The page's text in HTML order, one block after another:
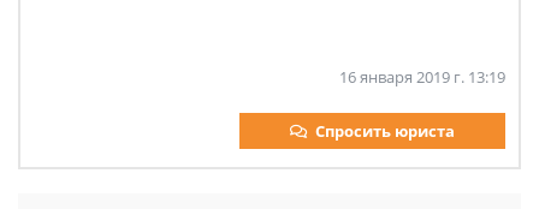
16 января 2019 г. 13:19
Спросить юриста